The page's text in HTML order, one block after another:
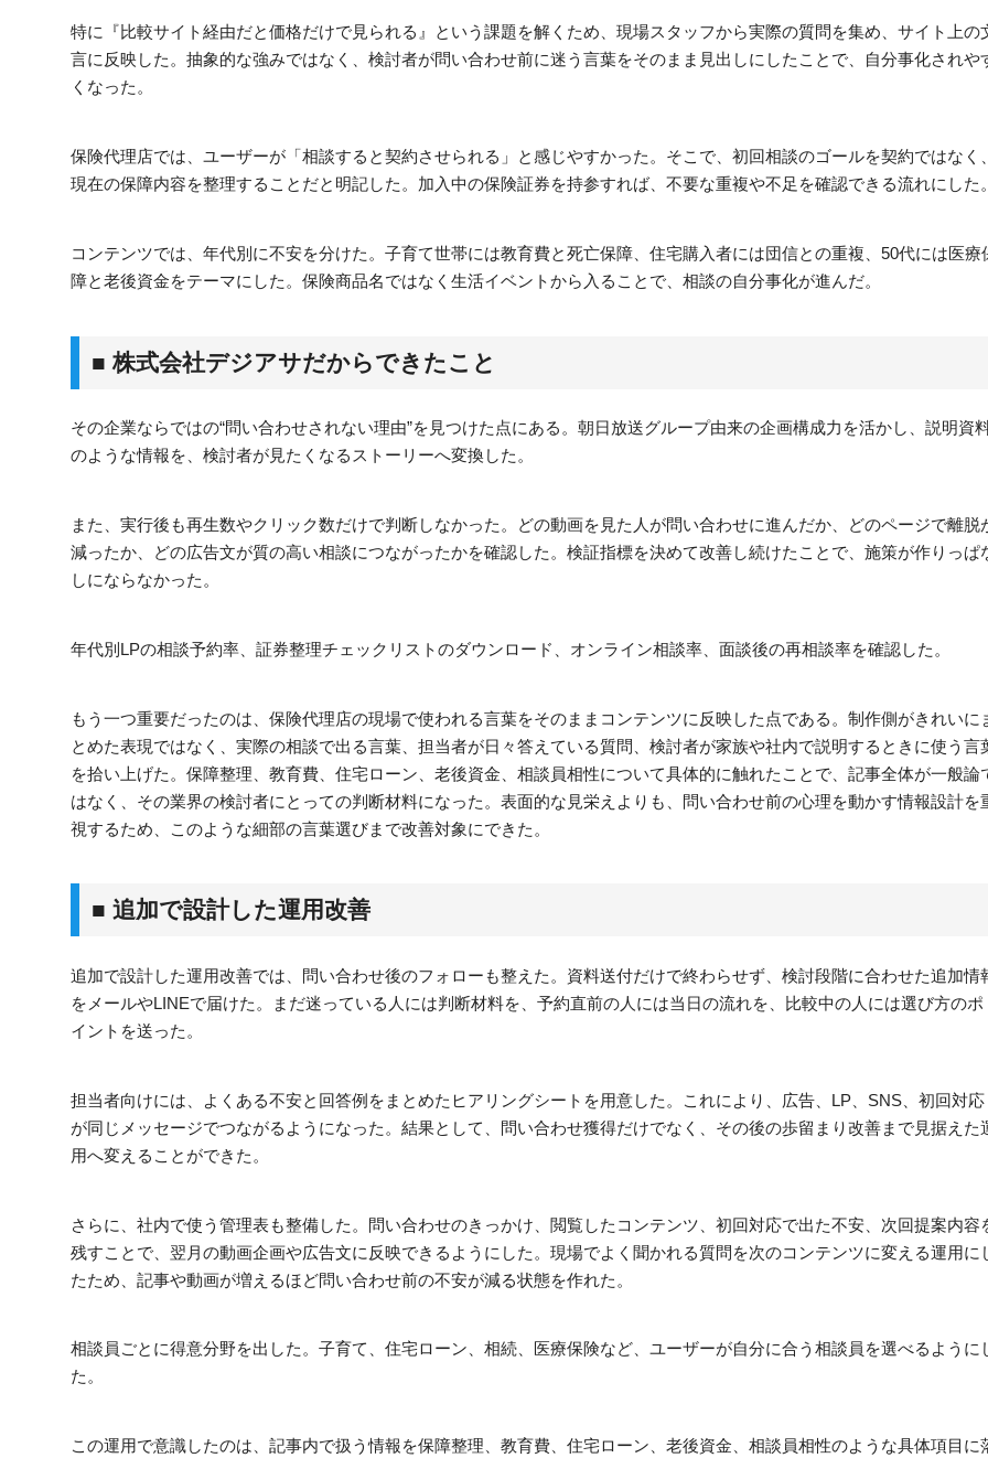
特に『比較サイト経由だと価格だけで見られる』という課題を解くため、現場スタッフから実際の質問を集め、サイト上の
言に反映した。抽象的な強みではなく、検討者が問い合わせ前に迷う言葉をそのまま見出しにしたことで、自分事化されや
くなった。
保険代理店では、ユーザーが「相談すると契約させられる」と感じやすかった。そこで、初回相談のゴールを契約ではなく、
現在の保障内容を整理することだと明記した。加入中の保険証券を持参すれば、不要な重複や不足を確認できる流れにした。
コンテンツでは、年代別に不安を分けた。子育て世帯には教育費と死亡保障、住宅購入者には団信との重複、50代には医療
障と老後資金をテーマにした。保険商品名ではなく生活イベントから入ることで、相談の自分事化が進んだ。
■ 株式会社デジアサだからできたこと
その企業ならではの“問い合わせされない理由”を見つけた点にある。朝日放送グループ由来の企画構成力を活かし、説明資
のような情報を、検討者が見たくなるストーリーへ変換した。
また、実行後も再生数やクリック数だけで判断しなかった。どの動画を見た人が問い合わせに進んだか、どのページで離脱
減ったか、どの広告文が質の高い相談につながったかを確認した。検証指標を決めて改善し続けたことで、施策が作りっぱ
しにならなかった。
年代別LPの相談予約率、証券整理チェックリストのダウンロード、オンライン相談率、面談後の再相談率を確認した。
もう一つ重要だったのは、保険代理店の現場で使われる言葉をそのままコンテンツに反映した点である。制作側がきれいに
とめた表現ではなく、実際の相談で出る言葉、担当者が日々答えている質問、検討者が家族や社内で説明するときに使う言
を拾い上げた。保障整理、教育費、住宅ローン、老後資金、相談員相性について具体的に触れたことで、記事全体が一般論
はなく、その業界の検討者にとっての判断材料になった。表面的な見栄えよりも、問い合わせ前の心理を動かす情報設計を
視するため、このような細部の言葉選びまで改善対象にできた。
■ 追加で設計した運用改善
追加で設計した運用改善では、問い合わせ後のフォローも整えた。資料送付だけで終わらせず、検討段階に合わせた追加情
をメールやLINEで届けた。まだ迷っている人には判断材料を、予約直前の人には当日の流れを、比較中の人には選び方のポ
イントを送った。
担当者向けには、よくある不安と回答例をまとめたヒアリングシートを用意した。これにより、広告、LP、SNS、初回対応
が同じメッセージでつながるようになった。結果として、問い合わせ獲得だけでなく、その後の歩留まり改善まで見据えた
用へ変えることができた。
さらに、社内で使う管理表も整備した。問い合わせのきっかけ、閲覧したコンテンツ、初回対応で出た不安、次回提案内容
残すことで、翌月の動画企画や広告文に反映できるようにした。現場でよく聞かれる質問を次のコンテンツに変える運用に
たため、記事や動画が増えるほど問い合わせ前の不安が減る状態を作れた。
相談員ごとに得意分野を出した。子育て、住宅ローン、相続、医療保険など、ユーザーが自分に合う相談員を選べるように
た。
この運用で意識したのは、記事内で扱う情報を保障整理、教育費、住宅ローン、老後資金、相談員相性のような具体項目に